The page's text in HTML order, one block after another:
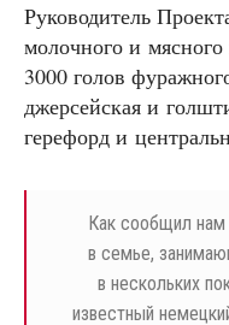
Руководитель
молочного и
3000 голов
джерсейская и
герефорд и
Как сообщил нам
в семье,
в нескольких
известный